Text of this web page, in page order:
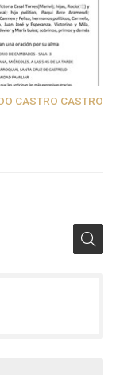
CASTRO CASTRO